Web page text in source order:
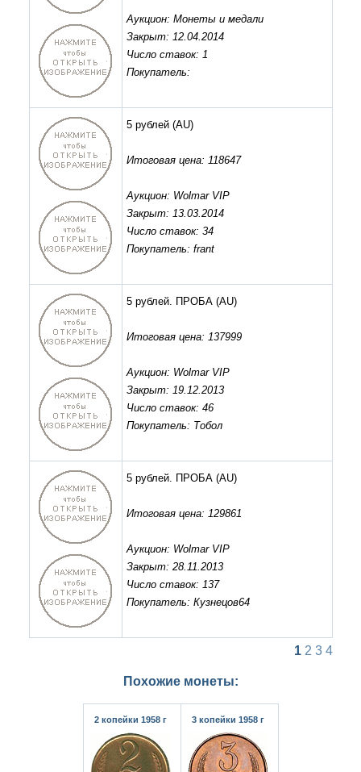
Аукцион: Монеты и медали
Закрыт: 12.04.2014
Число ставок: 1
Покупатель:
5 рублей(AU)
Итоговая цена: 118647
Аукцион: Wolmar VIP
Закрыт: 13.03.2014
Число ставок: 34
Покупатель: frant
5 рублей. ПРОБА(AU)
Итоговая цена: 137999
Аукцион: Wolmar VIP
Закрыт: 19.12.2013
Число ставок: 46
Покупатель: Тобол
5 рублей. ПРОБА(AU)
Итоговая цена: 129861
Аукцион: Wolmar VIP
Закрыт: 28.11.2013
Число ставок: 137
Покупатель: Кузнецов64
1 2 3 4
Похожие монеты:
2 копейки 1958 г 3 копейки 1958 г